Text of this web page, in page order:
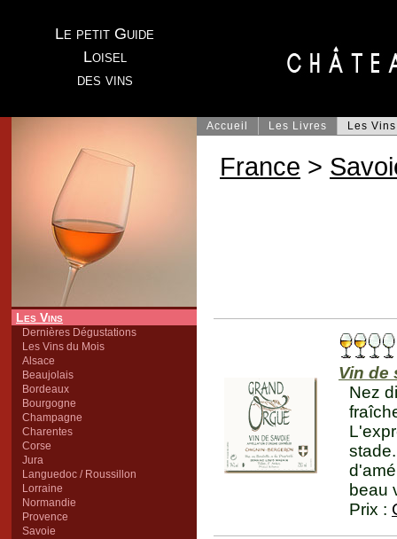
Le petit Guide
Loisel
des vins
Les Vins
Dernières Dégustations
Les Vins du Mois
Alsace
Beaujolais
Bordeaux
Bourgogne
Champagne
Charentes
Corse
Jura
Languedoc / Roussillon
Lorraine
Normandie
Provence
Savoie
Accueil Les Livres Les Vins
France >
Vin de
Nez
beau
Prix :